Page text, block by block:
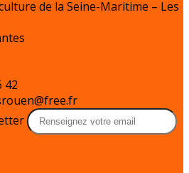
de la Seine-Maritime – Les
42